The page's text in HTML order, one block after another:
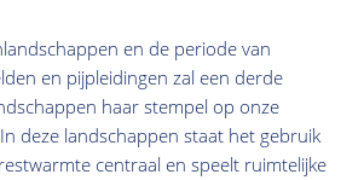
en de periode van
en pijpleidingen zal een derde
haar stempel op onze
deze landschappen staat het gebruik
centraal en speelt ruimtelijke